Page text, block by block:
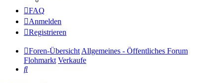
FAQ
Anmelden
Registrieren
Foren-ÜbersichtAllgemeines - Öffentliches Forum
Flohmarkt Verkaufe
Suche